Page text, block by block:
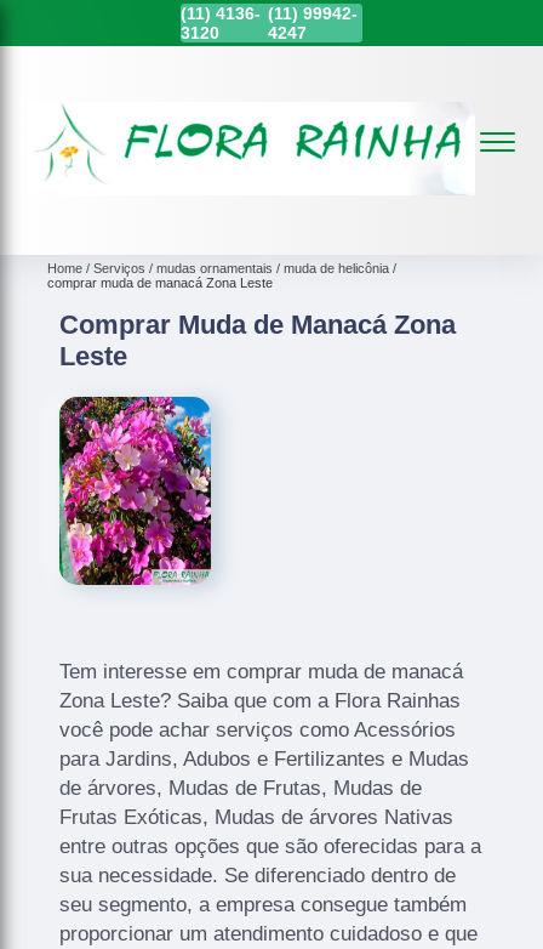
(11) 4136-
3120
(11)99942-
4247
Home Serviços mudas ornamentais
muda de helicônia
comprar muda de manacá Zona Leste
Comprar Muda de Manacá Zona
Leste
Tem interesse em comprar muda de manacá
Zona Leste? Saiba que com a Flora Rainhas
você pode achar serviços como Acessórios
para Jardins, Adubos e Fertilizantes e Mudas
de árvores, Mudas de Frutas, Mudas de
Frutas Exóticas, Mudas de árvores Nativas
entre outras opções que são oferecidas para a
sua necessidade. Se diferenciado dentro de
seu segmento, a empresa consegue também
proporcionar um atendimento cuidadoso e que